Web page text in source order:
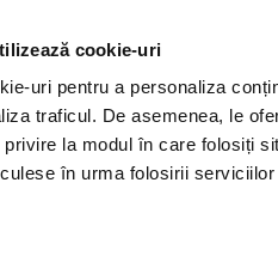
cookie-uri
uri pentru a personaliza
traficul. De asemenea, le
la modul în care folosiți
în urma folosirii serviciilor